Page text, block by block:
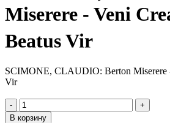
Miserere - Veni
Beatus Vir
SCIMONE, CLAUDIO: Berton Miserere
Vir
-
+
В корзину